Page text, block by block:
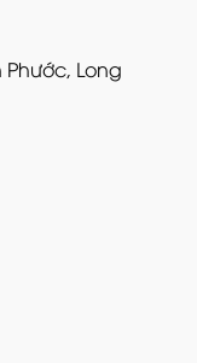
Phước, Long